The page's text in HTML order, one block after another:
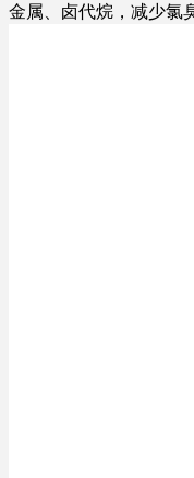
金属、卤代烷，减少氯